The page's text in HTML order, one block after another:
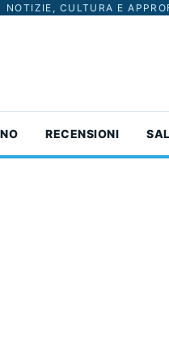
NOTIZIE, CULTURA E
RECENSIONI